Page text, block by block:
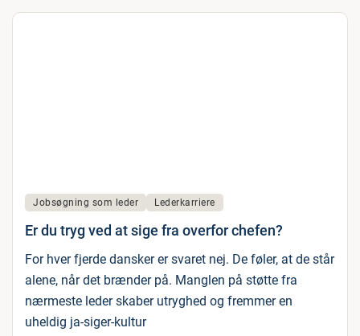
Jobsøgning som leder Lederkarriere
Er du tryg ved at sige fra overfor chefen?
For hver fjerde dansker er svaret nej. De føler, at de står
alene, når det brænder på. Manglen på støtte fra
nærmeste leder skaber utryghed og fremmer en
uheldig ja-siger-kultur